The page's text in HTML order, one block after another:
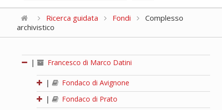
Ricerca guidata Fondi
Complesso
archivistico
| Francesco di Marco Datini
|
Fondaco di Avignone
|
Fondaco di Prato